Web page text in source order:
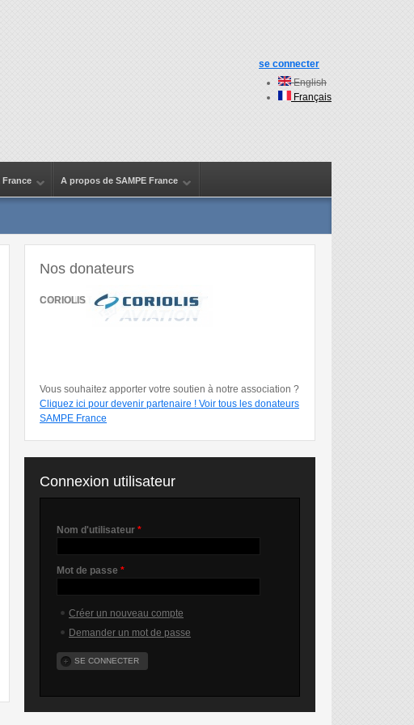
se connecter
English
Français
France A propos de SAMPE France
Nos donateurs
CORIOLIS
Vous souhaitez apporter votre soutien à notre association ?
Cliquez ici pour devenir partenaire ! Voir tous les donateurs
SAMPE France
Connexion utilisateur
Nom d'utilisateur *
Mot de passe *
Créer un nouveau compte
Demander un mot de passe